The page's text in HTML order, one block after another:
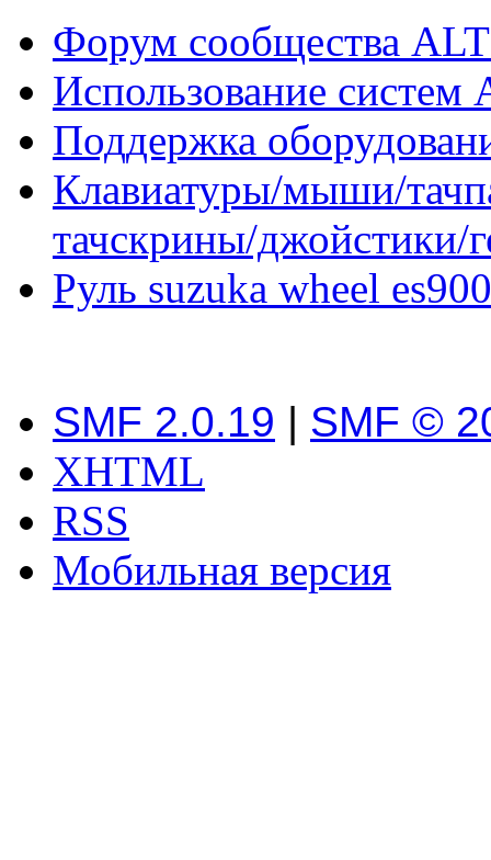
Форум сообщества
Использование систем
Поддержка
Клавиатуры/мыши/
тачскрины/джойстики/
Руль suzuka wheel
SMF 2.0.19 | SMF ©
XHTML
RSS
Мобильная версия